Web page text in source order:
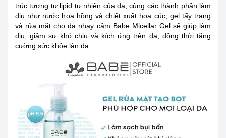
trúc tương tự lipid tự nhiên của da, cùng các thành phần làm
dịu như nước hoa hồng và chiết xuất hoa cúc, gel tẩy trang
và rửa mặt cho da nhạy cảm Babe Micellar Gel sẽ giúp làm
dịu, giảm sự khó chịu và kích ứng trên da, đồng thời tăng
cường sức khỏe làn da.